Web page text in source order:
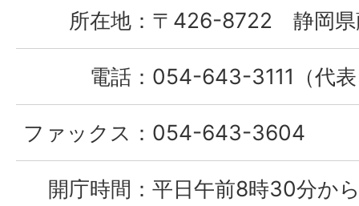
所在地： 〒426-8722 静岡県
電話： 054-643-3111（代
ファックス： 054-643-3604
開庁時間： 平日午前8時30分か